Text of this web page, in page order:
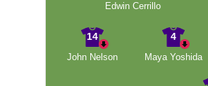
Edwin Cerrillo
14
John Nelson
4
Maya Yoshida